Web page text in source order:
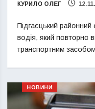
КУРИЛО ОЛЕГ
Підгаєцький
водія, який повторно
транспортним
НОВИНИ